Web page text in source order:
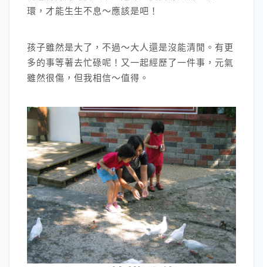
環，才能生生不息～應該是吧！
孩子雖然是大了，不過～大人還是沒能清閒。有更
多的事等著去忙碌呢！又一起經歷了一件事，元氣
雖然很傷，但我相信～值得。